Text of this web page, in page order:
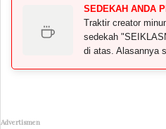
SEDEKAH ANDA
Traktir creator
sedekah
di atas. Alasannya
Advertismen